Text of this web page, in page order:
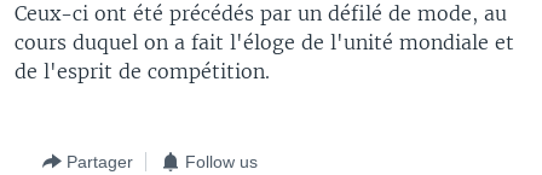
Ceux-ci ont été précédés par un défilé de mode, au
cours duquel on a fait l'éloge de l'unité mondiale et
de l'esprit de compétition.
Partager Follow us